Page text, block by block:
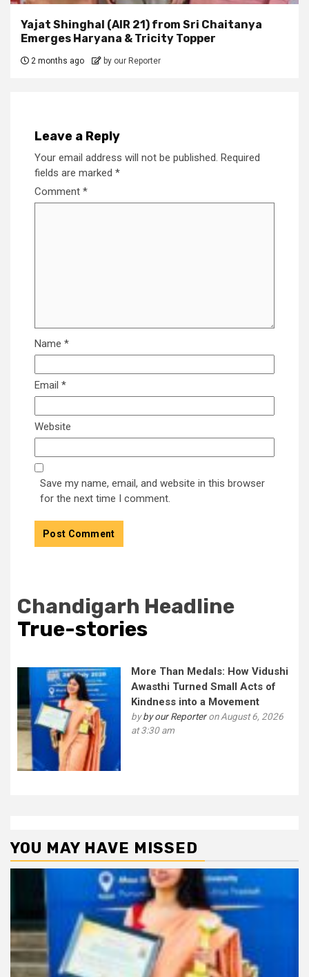
Yajat Shinghal (AIR 21) from Sri Chaitanya
Emerges Haryana & Tricity Topper
2 months ago by our Reporter
Leave a Reply
Your email address will not be published. Required
fields are marked *
Comment *
Name *
Email *
Website
Save my name, email, and website in this browser
for the next time I comment.
Chandigarh Headline
True-stories
More Than Medals: How Vidushi
Awasthi Turned Small Acts of
Kindness into a Movement
byby our Reporteron August 6, 2026
at 3:30 am
YOU MAY HAVE MISSED